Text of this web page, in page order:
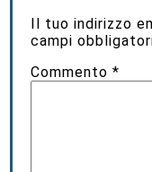
Il tuo indirizzo
campi
Commento*